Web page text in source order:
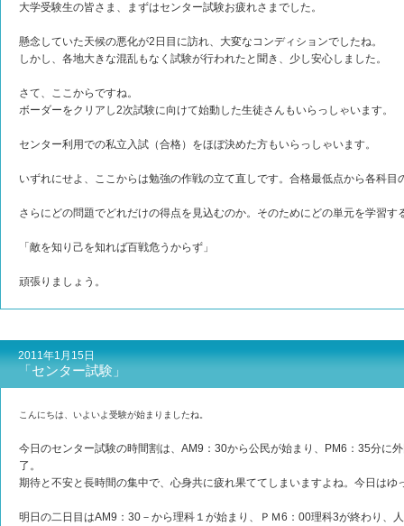
大学受験生の皆さま、まずはセンター試験お疲れさまでした。
懸念していた天候の悪化が2日目に訪れ、大変なコンディションでしたね。
しかし、各地大きな混乱もなく試験が行われたと聞き、少し安心しました。
さて、ここからですね。
ボーダーをクリアし2次試験に向けて始動した生徒さんもいらっしゃいます。
センター利用での私立入試（合格）をほぼ決めた方もいらっしゃいます。
いずれにせよ、ここからは勉強の作戦の立て直しです。合格最低点から各科目
さらにどの問題でどれだけの得点を見込むのか。そのためにどの単元を学習す
「敵を知り己を知れば百戦危うからず」
頑張りましょう。
2011年1月15日
「センター試験」
こんにちは、 いよいよ受験が始まりましたね
今日のセンター試験の時間割は、AM9：30から公民が始まり、PM6：35分に
了。
期待と不安と長時間の集中で、心身共に疲れ果ててしまいますよね。今日はゆ
明日の二日目はAM9：30－から理科１が始まり、ＰＭ6：00理科3が終わり、